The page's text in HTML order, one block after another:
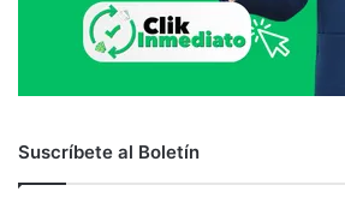
Suscríbete al Boletín